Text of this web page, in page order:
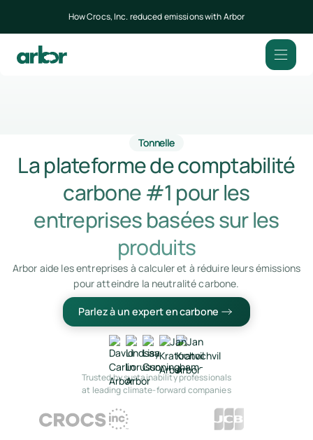
How Crocs, Inc. reduced emissions with Arbor
Tonnelle
La plateforme de comptabilité
carbone #1 pour les
entreprises basées sur les
produits
Arbor aide les entreprises à calculer et à réduire leurs émissions
pour atteindre la neutralité carbone.
Parlez à un expert en carbone
Trusted by sustainability professionals
at leading climate-forward companies